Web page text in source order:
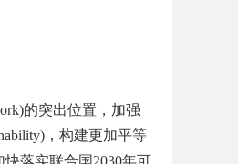
的突出位置，加强
，构建更加平等
落实联合国2030年可